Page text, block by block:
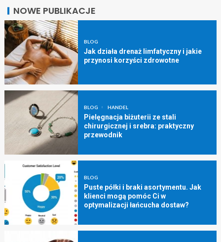
NOWE PUBLIKACJE
BLOG
Jak działa drenaż limfatyczny i jakie
przynosi korzyści zdrowotne
BLOG HANDEL
Pielęgnacja biżuterii ze stali
chirurgicznej i srebra: praktyczny
przewodnik
BLOG
Puste półki i braki asortymentu. Jak
klienci mogą pomóc Ci w
optymalizacji łańcucha dostaw?